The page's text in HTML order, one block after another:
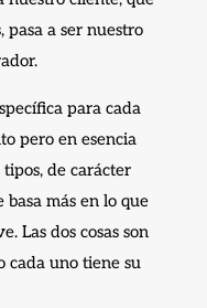
pasa a ser nuestro
para cada
pero en esencia
de carácter
basa más en lo que
Las dos cosas son
cada uno tiene su